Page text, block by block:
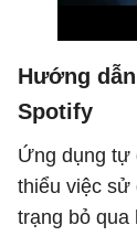
Hướng
Spotify
Ứng dụng tự
thiểu việc sử
trạng bỏ qua